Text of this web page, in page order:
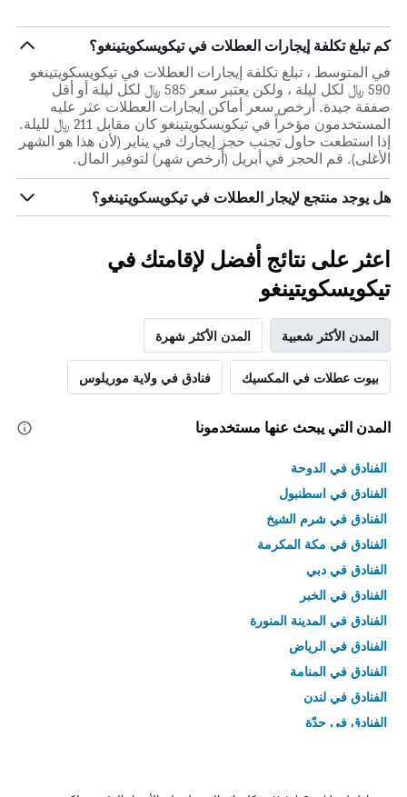
كم تبلغ تكلفة إيجارات العطلات في تيكويسكويتينغو؟
في المتوسط ، تبلغ تكلفة إيجارات العطلات في تيكويسكويتينغو
590 ﷼ لكل ليلة ، ولكن يعتبر سعر 585 ﷼ لكل ليلة أو أقل
صفقة جيدة. أرخص سعر أماكن إيجارات العطلات عثر عليه
المستخدمون مؤخراً في تيكويسكويتينغو كان مقابل 211 ﷼ لليلة.
إذا استطعت حاول تجنب حجز إيجارك في يناير (لأن هذا هو الشهر
الأغلى). قم الحجز في أبريل (أرخص شهر) لتوفير المال.
هل يوجد منتجع لإيجار العطلات في تيكويسكويتينغو؟
اعثر على نتائج أفضل لإقامتك في
تيكويسكويتينغو
المدن الأكثر شعبية المدن الأكثر شهرة
بيوت عطلات في المكسيك فنادق في ولاية موريلوس
المدن التي يبحث عنها مستخدمونا
الفنادق في الدوحة
الفنادق في اسطنبول
الفنادق في شرم الشيخ
الفنادق في مكة المكرمة
الفنادق في دبي
الفنادق في الخبر
الفنادق في المدينة المنورة
الفنادق في الرياض
الفنادق في المنامة
الفنادق في لندن
الفنادق في جدّة